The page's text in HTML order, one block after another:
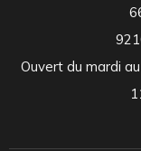
Ouvert du mardi